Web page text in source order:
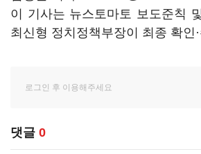
이 기사는 뉴스토마토 보도준칙
최신형 정치정책부장이 최종 확인
댓글 0